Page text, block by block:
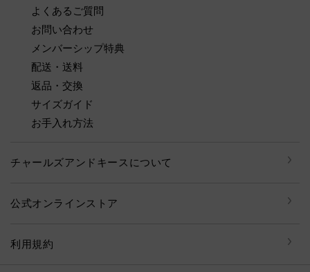
よくあるご質問
お問い合わせ
メンバーシップ特典
配送・送料
返品・交換
サイズガイド
お手入れ方法
チャールズアンドキースについて
公式オンラインストア
利用規約